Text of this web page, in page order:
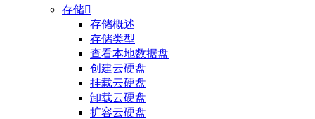
存储
存储概述
存储类型
查看本地数据盘
创建云硬盘
挂载云硬盘
卸载云硬盘
扩容云硬盘